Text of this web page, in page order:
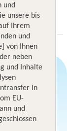
Service
und
unsere bis
Ihrem
und
von Ihnen
neben
und Inhalte
in
EU-
und